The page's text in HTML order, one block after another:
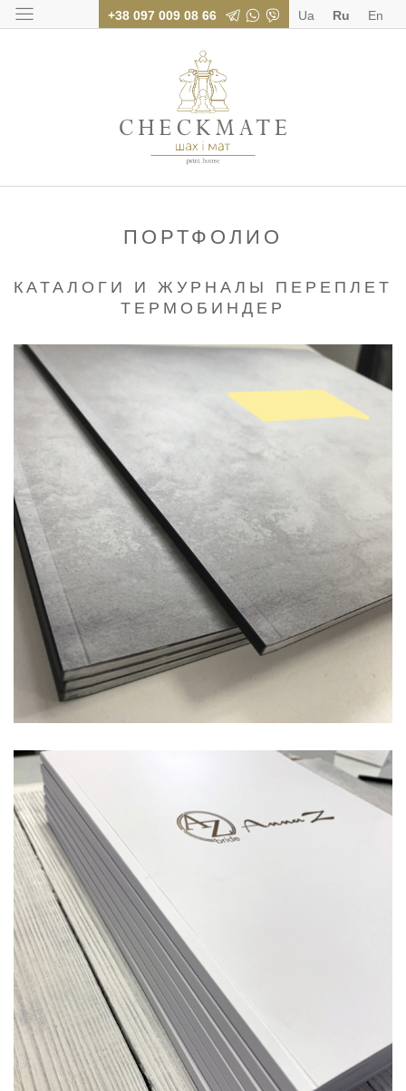
+38 097 009 08 66 Ua Ru En
ПОРТФОЛИО
КАТАЛОГИ И ЖУРНАЛЫ ПЕРЕПЛЕТ
ТЕРМОБИНДЕР